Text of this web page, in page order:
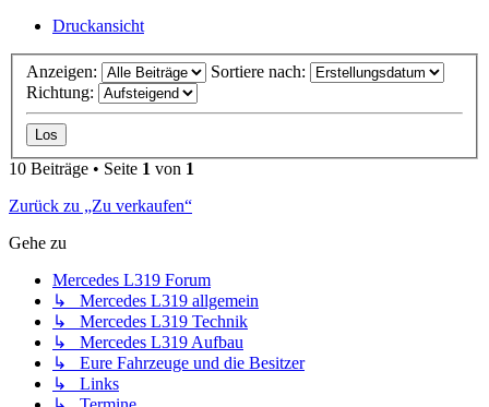
Druckansicht
Anzeigen:
Sortiere nach:
Richtung:
10 Beiträge • Seite 1 von 1
Zurück zu „Zu verkaufen“
Gehe zu
Mercedes L319 Forum
↳ Mercedes L319 allgemein
↳ Mercedes L319 Technik
↳ Mercedes L319 Aufbau
↳ Eure Fahrzeuge und die Besitzer
↳ Links